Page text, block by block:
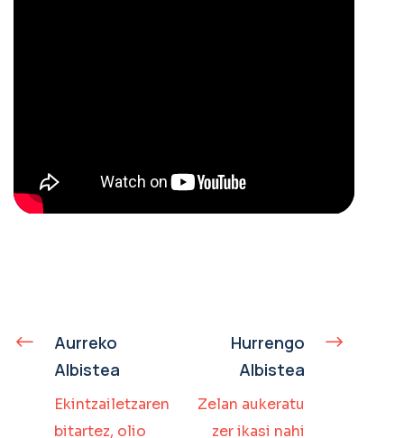
Aurreko
Albistea
Ekintzailetzaren
bitartez, olio
Hurrengo
Albistea
Zelan aukeratu
zer ikasi nahi